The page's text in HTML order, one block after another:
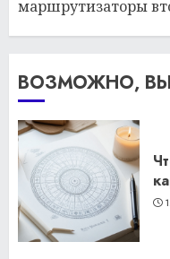
маршрутизаторы
ВОЗМОЖНО,